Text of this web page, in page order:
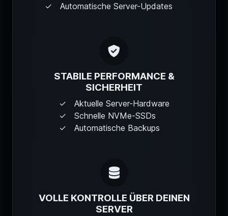
Automatische Server-Updates
STABILE PERFORMANCE &
SICHERHEIT
Aktuelle Server-Hardware
Schnelle NVMe-SSDs
Automatische Backups
VOLLE KONTROLLE ÜBER DEINEN
SERVER